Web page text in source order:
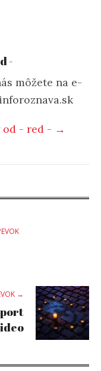
-
môžete na e-
od - red - →
→